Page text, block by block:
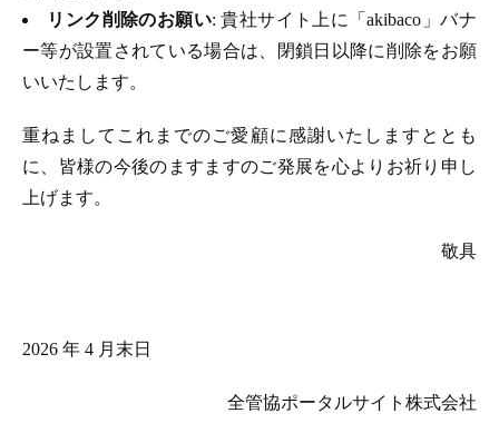
リンク削除のお願い: 貴社サイト上に「akibaco」バナ
ー等が設置されている場合は、閉鎖日以降に削除をお願
いいたします。
重ねましてこれまでのご愛顧に感謝いたしますととも
に、皆様の今後のますますのご発展を心よりお祈り申し
上げます。
敬具
2026 年 4 月末日
全管協ポータルサイト株式会社